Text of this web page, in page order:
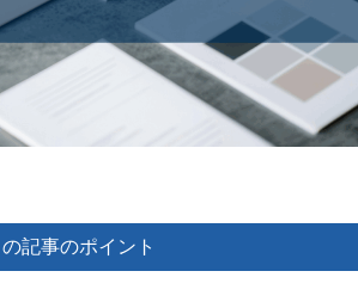
の記事のポイント